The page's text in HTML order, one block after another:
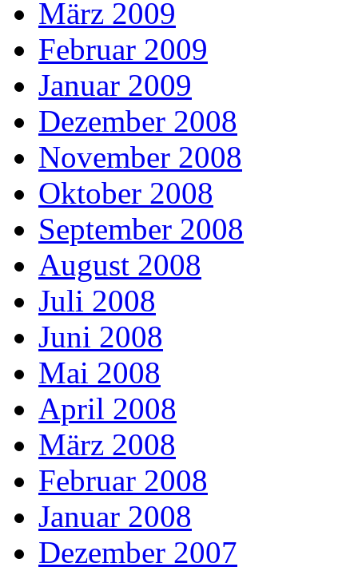
März 2009
Februar 2009
Januar 2009
Dezember 2008
November 2008
Oktober 2008
September 2008
August 2008
Juli 2008
Juni 2008
Mai 2008
April 2008
März 2008
Februar 2008
Januar 2008
Dezember 2007